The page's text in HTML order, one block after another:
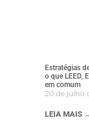
Estratégias
o que LEED,
em comum
20 de julho
LEIA MAIS